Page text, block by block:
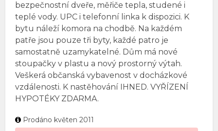
bezpečnostní dveře, měřiče tepla, studené i
teplé vody. UPC i telefonní linka k dispozici. K
bytu náleží komora na chodbě. Na každém
patře jsou pouze tři byty, každé patro je
samostatně uzamykatelné. Dům má nové
stoupačky v plastu a nový prostorný výtah.
Veškerá občanská vybavenost v docházkové
vzdálenosti. K nastěhování IHNED. VYŘÍZENÍ
HYPOTÉKY ZDARMA.
Prodáno květen 2011